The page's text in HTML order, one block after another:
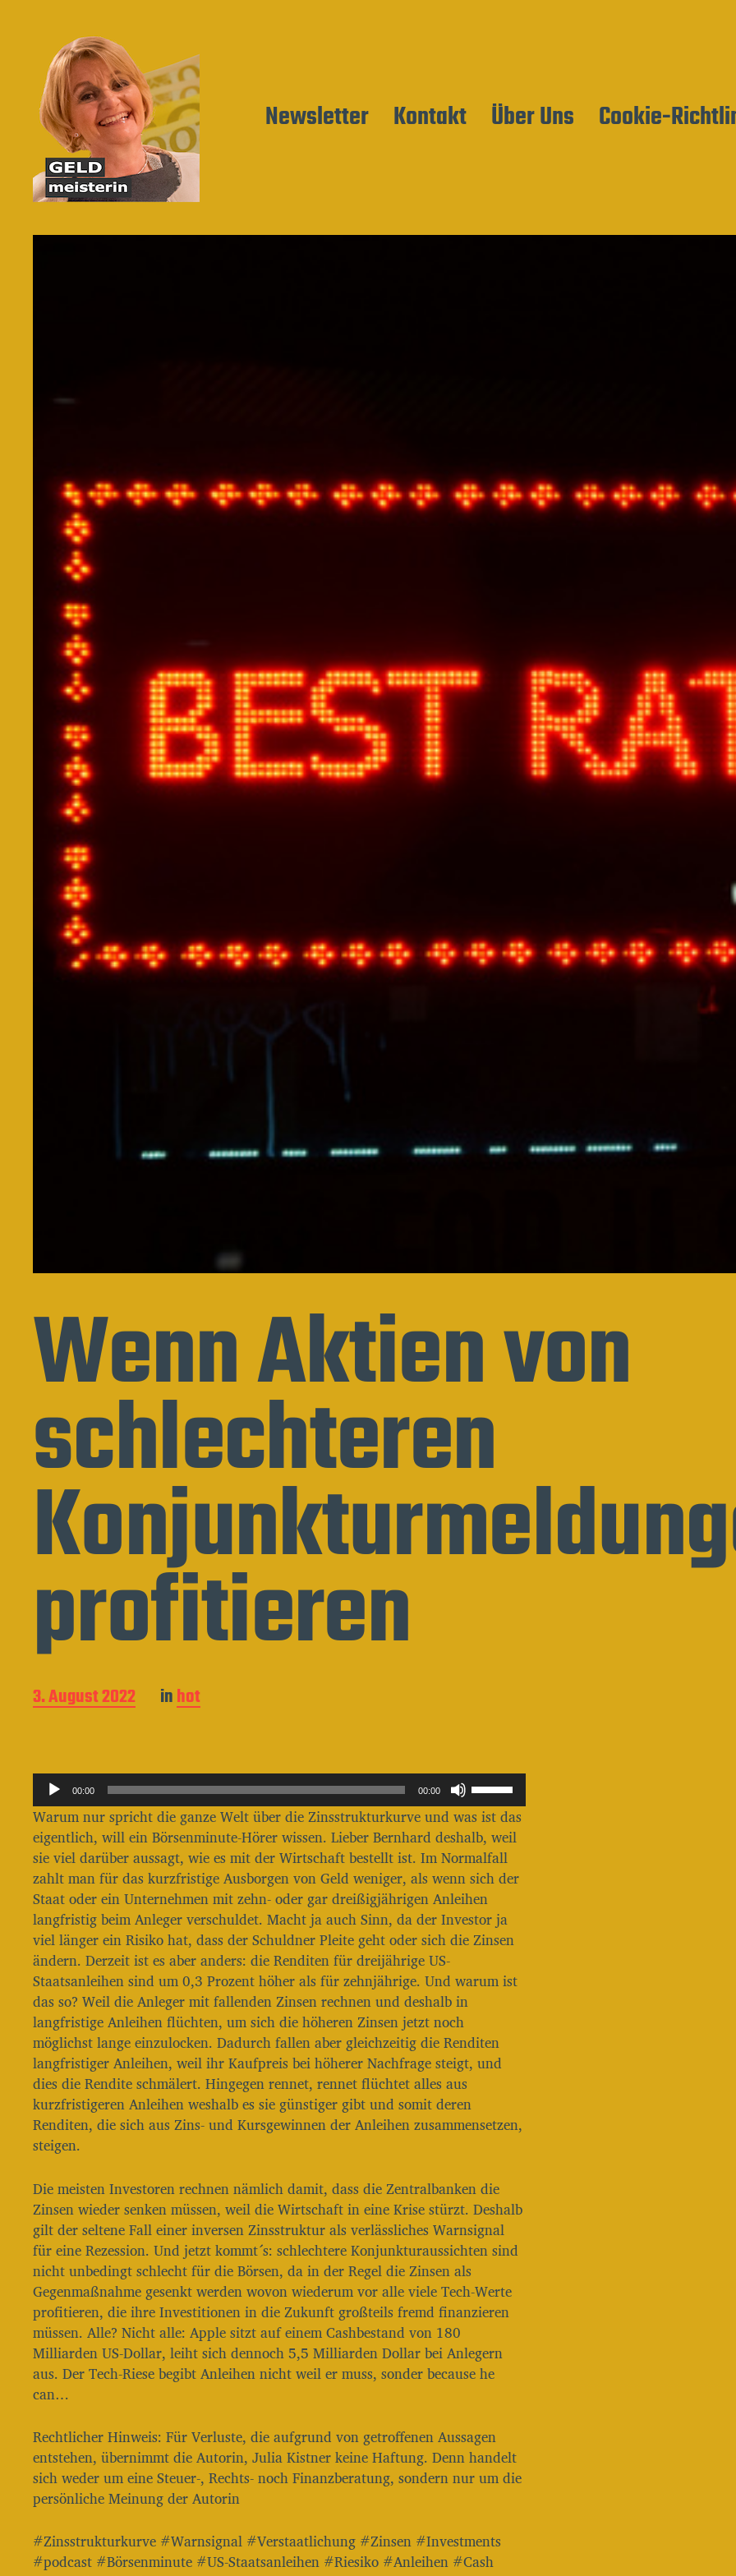
Newsletter Kontakt Über Uns Cookie-
Wenn Aktien von
schlechteren
profitieren
B
e
r
g
s
d
a
t
u
m
3. August 2022 inhot
u
d
i
o
-
P
l
a
y
e
r
00:00 00:00
f
e
i
l
t
a
s
e
n
o
R
u
e
r
u
t
z
e
n
u
m
e
L
s
t
r
z
r
Warum nur spricht die ganze Welt über die Zinsstrukturkurve und was ist das
eigentlich, will ein Börsenminute-Hörer wissen. Lieber Bernhard deshalb, weil
sie viel darüber aussagt, wie es mit der Wirtschaft bestellt ist. Im Normalfall
zahlt man für das kurzfristige Ausborgen von Geld weniger, als wenn sich der
Staat oder ein Unternehmen mit zehn- oder gar dreißigjährigen Anleihen
langfristig beim Anleger verschuldet. Macht ja auch Sinn, da der Investor ja
viel länger ein Risiko hat, dass der Schuldner Pleite geht oder sich die Zinsen
ändern. Derzeit ist es aber anders: die Renditen für dreijährige US-
Staatsanleihen sind um 0,3 Prozent höher als für zehnjährige. Und warum ist
das so? Weil die Anleger mit fallenden Zinsen rechnen und deshalb in
langfristige Anleihen flüchten, um sich die höheren Zinsen jetzt noch
möglichst lange einzulocken. Dadurch fallen aber gleichzeitig die Renditen
langfristiger Anleihen, weil ihr Kaufpreis bei höherer Nachfrage steigt, und
dies die Rendite schmälert. Hingegen rennet, rennet flüchtet alles aus
kurzfristigeren Anleihen weshalb es sie günstiger gibt und somit deren
Renditen, die sich aus Zins- und Kursgewinnen der Anleihen zusammensetzen,
steigen.
Die meisten Investoren rechnen nämlich damit, dass die Zentralbanken die
Zinsen wieder senken müssen, weil die Wirtschaft in eine Krise stürzt. Deshalb
gilt der seltene Fall einer inversen Zinsstruktur als verlässliches Warnsignal
für eine Rezession. Und jetzt kommt´s: schlechtere Konjunkturaussichten sind
nicht unbedingt schlecht für die Börsen, da in der Regel die Zinsen als
Gegenmaßnahme gesenkt werden wovon wiederum vor alle viele Tech-Werte
profitieren, die ihre Investitionen in die Zukunft großteils fremd finanzieren
müssen. Alle? Nicht alle: Apple sitzt auf einem Cashbestand von 180
Milliarden US-Dollar, leiht sich dennoch 5,5 Milliarden Dollar bei Anlegern
aus. Der Tech-Riese begibt Anleihen nicht weil er muss, sonder because he
can…
Rechtlicher Hinweis: Für Verluste, die aufgrund von getroffenen Aussagen
entstehen, übernimmt die Autorin, Julia Kistner keine Haftung. Denn handelt
sich weder um eine Steuer-, Rechts- noch Finanzberatung, sondern nur um die
persönliche Meinung der Autorin
#Zinsstrukturkurve #Warnsignal #Verstaatlichung #Zinsen #Investments
#podcast #Börsenminute #US-Staatsanleihen #Riesiko #Anleihen #Cash